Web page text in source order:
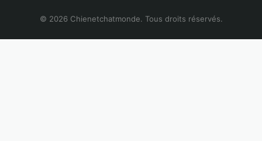
© 2026 Chienetchatmonde. Tous droits réservés.